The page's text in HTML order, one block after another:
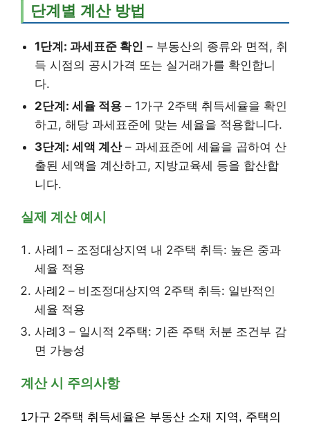
단계별 계산 방법
1단계: 과세표준 확인 – 부동산의 종류와 면적, 취
득 시점의 공시가격 또는 실거래가를 확인합니
다.
2단계: 세율 적용 – 1가구 2주택 취득세율을 확인
하고, 해당 과세표준에 맞는 세율을 적용합니다.
3단계: 세액 계산– 과세표준에 세율을 곱하여 산
출된 세액을 계산하고, 지방교육세 등을 합산합
니다.
실제 계산 예시
사례1 – 조정대상지역 내 2주택 취득: 높은 중과
세율 적용
사례2 – 비조정대상지역 2주택 취득: 일반적인
세율 적용
사례3 – 일시적 2주택: 기존 주택 처분 조건부 감
면 가능성
계산 시 주의사항
1가구 2주택 취득세율은 부동산 소재 지역, 주택의